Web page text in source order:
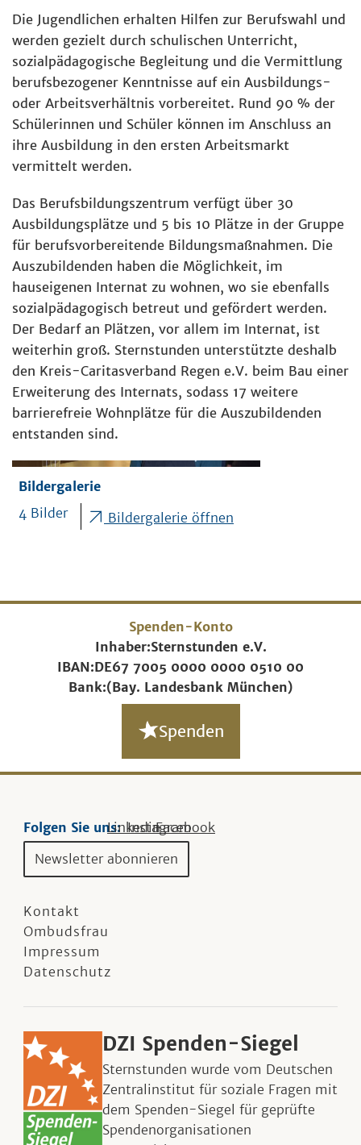
Die Jugendlichen erhalten Hilfen zur Berufswahl und
werden gezielt durch schulischen Unterricht,
sozialpädagogische Begleitung und die Vermittlung
berufsbezogener Kenntnisse auf ein Ausbildungs-
oder Arbeitsverhältnis vorbereitet. Rund 90 % der
Schülerinnen und Schüler können im Anschluss an
ihre Ausbildung in den ersten Arbeitsmarkt
vermittelt werden.
Das Berufsbildungszentrum verfügt über 30
Ausbildungsplätze und 5 bis 10 Plätze in der Gruppe
für berufsvorbereitende Bildungsmaßnahmen. Die
Auszubildenden haben die Möglichkeit, im
hauseigenen Internat zu wohnen, wo sie ebenfalls
sozialpädagogisch betreut und gefördert werden.
Der Bedarf an Plätzen, vor allem im Internat, ist
weiterhin groß. Sternstunden unterstützte deshalb
den Kreis-Caritasverband Regen e.V. beim Bau einer
Erweiterung des Internats, sodass 17 weitere
barrierefreie Wohnplätze für die Auszubildenden
entstanden sind.
Bildergalerie
4 Bilder
Bildergalerie öffnen
Spenden-Konto
Inhaber:Sternstunden e.V.
IBAN:DE67 7005 0000 0000 0510 00
Bank:(Bay. Landesbank München)
Spenden
Folgen Sie uns:Linkedin
Instagram
Facebook
Newsletter abonnieren
Kontakt
Ombudsfrau
Impressum
Datenschutz
DZI Spenden-Siegel
Sternstunden wurde vom Deutschen
Zentralinstitut für soziale Fragen mit
dem Spenden-Siegel für geprüfte
Spendenorganisationen